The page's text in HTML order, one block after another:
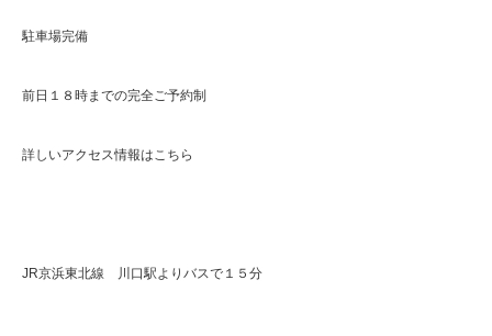
駐車場完備
前日１８時までの完全ご予約制
詳しいアクセス情報はこちら
JR京浜東北線 川口駅よりバスで１５分